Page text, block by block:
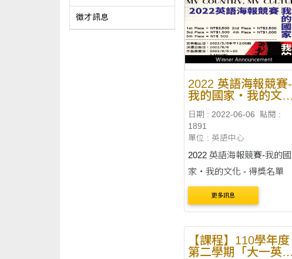
徵才訊息
2022 英語海報競賽-
我的國家‧我的文化
日期 : 2022-06-06
點閱 :
1891
單位 : 英語中心
2022 英語海報競賽-我的國
家‧我的文化 - 得獎名單
更多訊息
【課程】110學年度
第二學期「大一英